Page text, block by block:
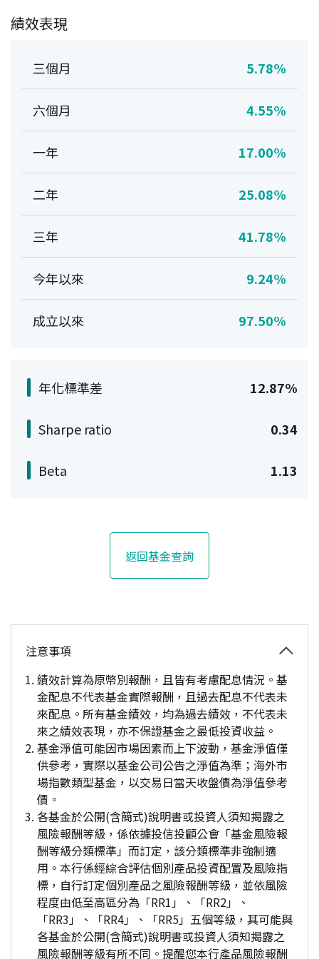
績效表現
三個月 5.78%
六個月 4.55%
一年 17.00%
二年 25.08%
三年 41.78%
今年以來 9.24%
成立以來 97.50%
年化標準差 12.87%
Sharpe ratio 0.34
Beta 1.13
返回基金查詢
注意事項
績效計算為原幣別報酬，且皆有考慮配息情況。基
金配息不代表基金實際報酬，且過去配息不代表未
來配息。所有基金績效，均為過去績效，不代表未
來之績效表現，亦不保證基金之最低投資收益。
基金淨值可能因市場因素而上下波動，基金淨值僅
供參考，實際以基金公司公告之淨值為準；海外市
場指數類型基金，以交易日當天收盤價為淨值參考
價。
各基金於公開(含簡式)說明書或投資人須知揭露之
風險報酬等級，係依據投信投顧公會「基金風險報
酬等級分類標準」而訂定，該分類標準非強制適
用。本行係經綜合評估個別產品投資配置及風險指
標，自行訂定個別產品之風險報酬等級，並依風險
程度由低至高區分為「RR1」、「RR2」、
「RR3」、「RR4」、「RR5」五個等級，其可能與
各基金於公開(含簡式)說明書或投資人須知揭露之
風險報酬等級有所不同。提醒您本行產品風險報酬